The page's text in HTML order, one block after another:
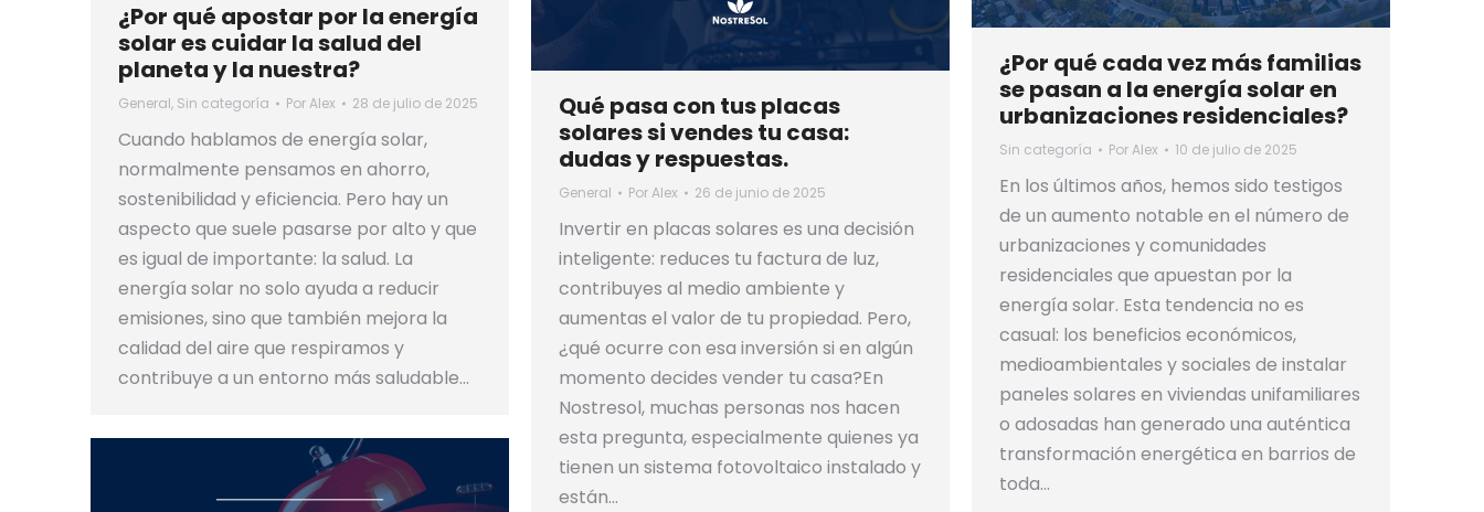
¿Por qué apostar por la energía
solar es cuidar la salud del
planeta y la nuestra?
General, Sin categoría PorAlex 28 de julio de 2025
Cuando hablamos de energía solar,
normalmente pensamos en ahorro,
sostenibilidad y eficiencia. Pero hay un
aspecto que suele pasarse por alto y que
es igual de importante: la salud. La
energía solar no solo ayuda a reducir
emisiones, sino que también mejora la
calidad del aire que respiramos y
contribuye a un entorno más saludable…
¿Por qué cada vez más familias
se pasan a la energía solar en
urbanizaciones residenciales?
Sin categoría PorAlex 10 de julio de 2025
En los últimos años, hemos sido testigos
de un aumento notable en el número de
urbanizaciones y comunidades
residenciales que apuestan por la
energía solar. Esta tendencia no es
casual: los beneficios económicos,
medioambientales y sociales de instalar
paneles solares en viviendas unifamiliares
o adosadas han generado una auténtica
transformación energética en barrios de
toda…
Qué pasa con tus placas
solares si vendes tu casa:
dudas y respuestas.
General PorAlex 26 de junio de 2025
Invertir en placas solares es una decisión
inteligente: reduces tu factura de luz,
contribuyes al medio ambiente y
aumentas el valor de tu propiedad. Pero,
¿qué ocurre con esa inversión si en algún
momento decides vender tu casa?En
Nostresol, muchas personas nos hacen
esta pregunta, especialmente quienes ya
tienen un sistema fotovoltaico instalado y
están…